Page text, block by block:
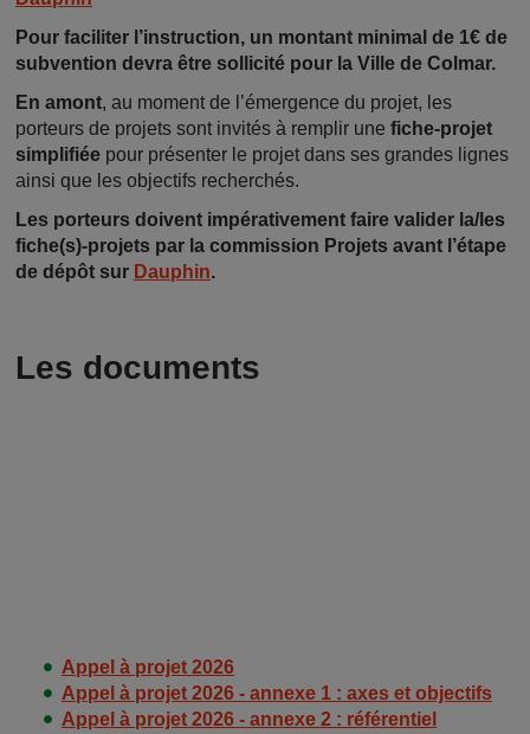
Pour faciliter l’instruction, un montant minimal de 1€ de
subvention devra être sollicité pour la Ville de Colmar.
En amont, au moment de l’émergence du projet, les
porteurs de projets sont invités à remplir une fiche-projet
simplifiée pour présenter le projet dans ses grandes lignes
ainsi que les objectifs recherchés.
Les porteurs doivent impérativement faire valider la/les
fiche(s)-projets par la commission Projets avant l’étape
de dépôt sur Dauphin.
Les documents
Appel à projet 2026
Appel à projet 2026 - annexe 1 : axes et objectifs
Appel à projet 2026 - annexe 2 : référentiel